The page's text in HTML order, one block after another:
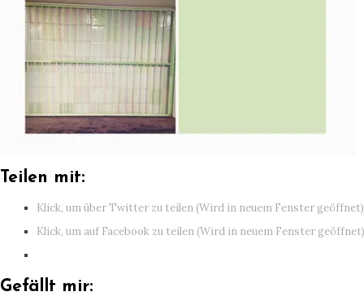
Teilen mit:
Klick, um über Twitter zu teilen (Wird in neuem Fenster geöffnet)
Klick, um auf Facebook zu teilen (Wird in neuem Fenster geöffnet)
Gefällt mir: